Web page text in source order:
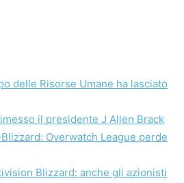
delle Risorse Umane ha lasciato
il presidente J Allen Brack
Overwatch League perde
Blizzard: anche gli azionisti